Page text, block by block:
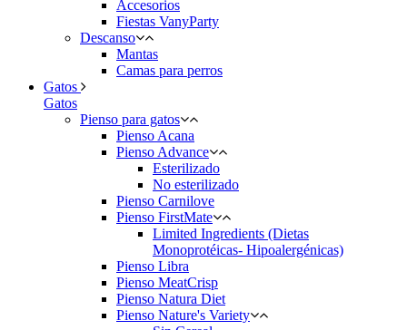
Accesorios
Fiestas VanyParty
Descanso
Mantas
Camas para perros
Gatos
Gatos
Pienso para gatos
Pienso Acana
Pienso Advance
Esterilizado
No esterilizado
Pienso Carnilove
Pienso FirstMate
Limited Ingredients (Dietas
Monoprotéicas- Hipoalergénicas)
Pienso Libra
Pienso MeatCrisp
Pienso Natura Diet
Pienso Nature's Variety